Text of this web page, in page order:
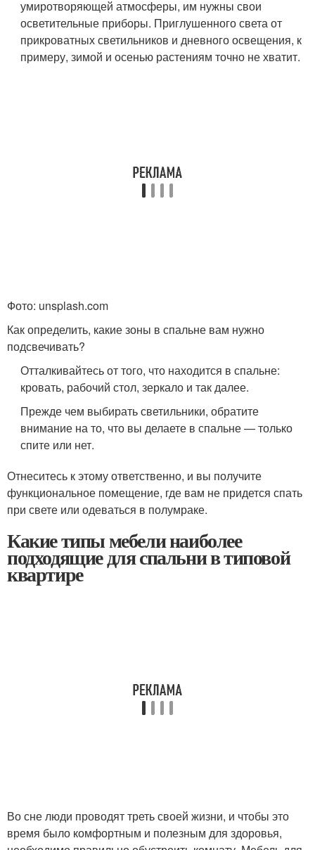
умиротворяющей атмосферы, им нужны свои
осветительные приборы. Приглушенного света от
прикроватных светильников и дневного освещения, к
примеру, зимой и осенью растениям точно не хватит.
Фото: unsplash.com
Как определить, какие зоны в спальне вам нужно
подсвечивать?
Отталкивайтесь от того, что находится в спальне:
кровать, рабочий стол, зеркало и так далее.
Прежде чем выбирать светильники, обратите
внимание на то, что вы делаете в спальне — только
спите или нет.
Отнеситесь к этому ответственно, и вы получите
функциональное помещение, где вам не придется спать
при свете или одеваться в полумраке.
Какие типы мебели наиболее
подходящие для спальни в типовой
квартире
Во сне люди проводят треть своей жизни, и чтобы это
время было комфортным и полезным для здоровья,